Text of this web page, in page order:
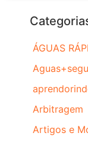
ÁGUAS
Arbitragem
Artigos e